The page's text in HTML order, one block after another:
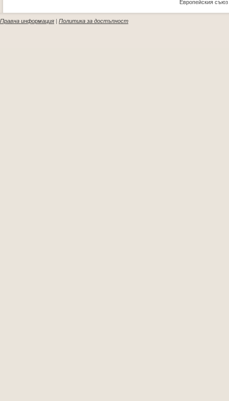
Европейския
Правна информация | Политика за достъпност